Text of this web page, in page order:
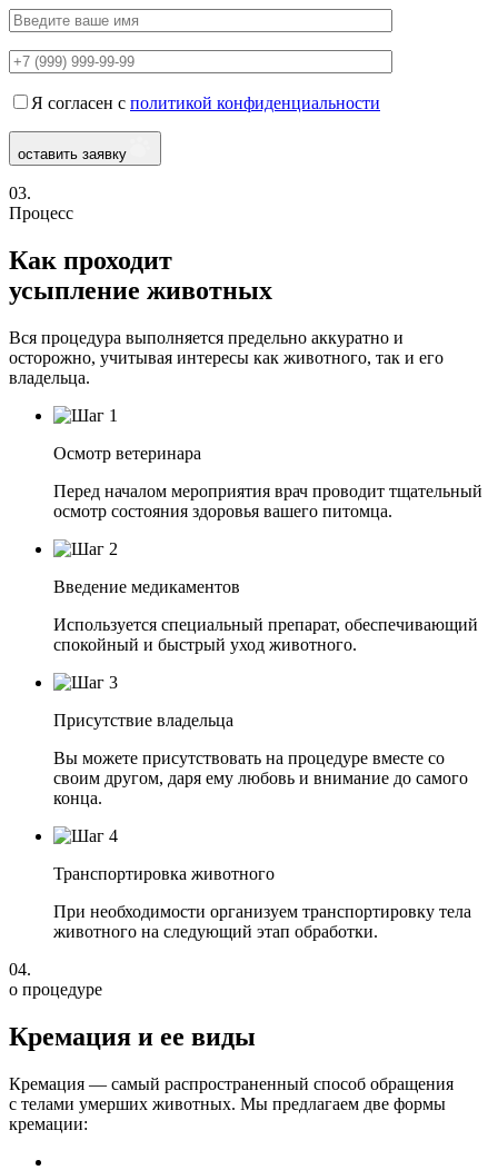
Я согласен с политикой конфиденциальности
оставить заявку
03.
Процесс
Как проходит
усыпление животных
Вся процедура выполняется предельно аккуратно и
осторожно, учитывая интересы как животного, так и его
владельца.
Осмотр ветеринара
Перед началом мероприятия врач проводит тщательный
осмотр состояния здоровья вашего питомца.
Введение медикаментов
Используется специальный препарат, обеспечивающий
спокойный и быстрый уход животного.
Присутствие владельца
Вы можете присутствовать на процедуре вместе со
своим другом, даря ему любовь и внимание до самого
конца.
Транспортировка животного
При необходимости организуем транспортировку тела
животного на следующий этап обработки.
04.
о процедуре
Кремация и ее виды
Кремация — самый распространенный способ обращения
с телами умерших животных. Мы предлагаем две формы
кремации: